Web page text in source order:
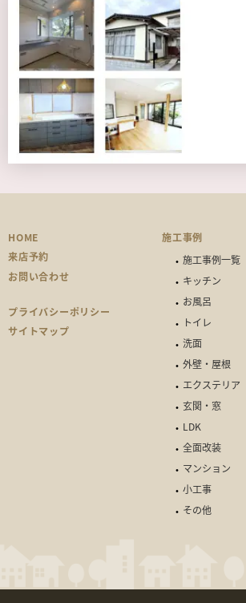
HOME
来店予約
お問い合わせ
プライバシーポリシー
サイトマップ
施工事例
施工事例一覧
キッチン
お風呂
トイレ
洗面
外壁・屋根
エクステリア
玄関・窓
LDK
全面改装
マンション
小工事
その他